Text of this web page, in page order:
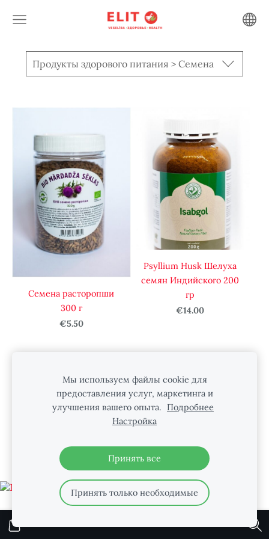
Продукты здорового питания > Семена
Семена расторопши
300 г
€5.50
Psyllium Husk Шелуха
семян Индийского 200
гр
€14.00
Файлы cookie
НАС МОЖНО НАЙТИ В INSTAGRAM
Мы используем файлы cookie для
предоставления услуг, маркетинга и
улучшения вашего опыта.
Подробнее
Настройка
Принять все
Принять только необходимые